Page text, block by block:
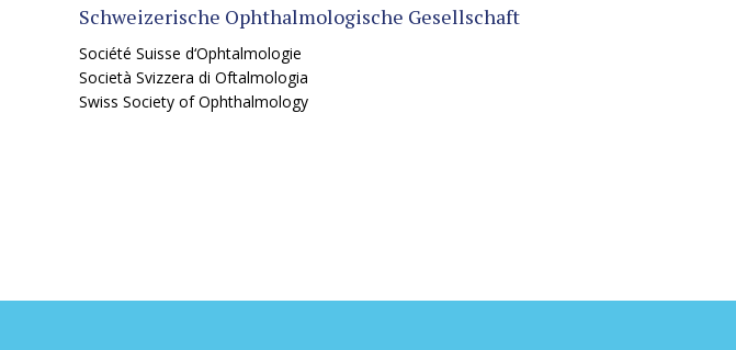
Schweizerische Ophthalmologische Gesellschaft
Société Suisse d‘Ophtalmologie
Società Svizzera di Oftalmologia
Swiss Society of Ophthalmology